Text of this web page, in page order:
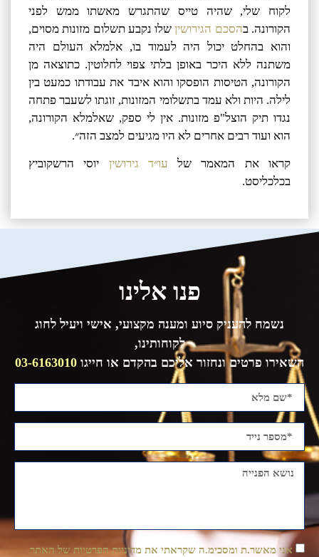
לקוח שלי, שהיה טייס שהתגרש מאשתו ממש לפני
הקורונה. בהסכם הגירושיןשלו נקבע תשלום מזונות מסוים,
והוא בהחלט יכול היה לעמוד בו, אלמלא העולם היה
משתנה ללא היכר באופן בלתי צפוי לחלוטין. כתוצאה מן
הקורונה, הטיסות הופסקו והוא איבד את עבודתו כמעט בין
לילה. היות ולא עמד בתשלומי המזונות, זוגתו לשעבר פתחה
נגדו תיק הוצל"פ מזונות. אין לי ספק, שאלמלא הקורונה,
הוא ועוד רבים אחרים לא היו מגיעים למצב הזה״.
קראו את המאמר של עו״ד גירושין יוסי הרשקוביץ
בכלכליסט.
פנו אלינו
נשמח להעניק סיוע ומענה מקצועי, אישי ויעיל לחוג
לקוחותינו,
השאירו פרטים ונחזור אליכם בהקדם או חייגו 03-6163010
אני מאשר.ת ומסכימ.ה שקראתי את מדיניות הפרטיות של האתר